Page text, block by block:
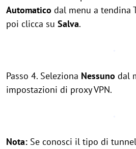
Automatico dal menu a tendina
poi clicca su Salva.
Passo 4. Seleziona Nessuno dal
impostazioni di proxy VPN.
Nota: Se conosci il tipo di